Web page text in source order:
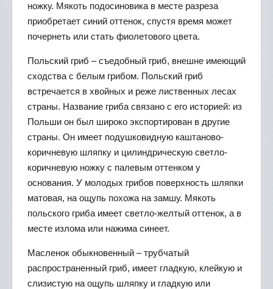
ножку. Мякоть подосиновика в месте разреза
приобретает синий оттенок, спустя время может
почернеть или стать фиолетового цвета.
Польский гриб – съедобный гриб, внешне имеющий
сходства с белым грибом. Польский гриб
встречается в хвойных и реже лиственных лесах
страны. Название гриба связано с его историей: из
Польши он был широко экспортирован в другие
страны. Он имеет подушковидную каштаново-
коричневую шляпку и цилиндрическую светло-
коричневую ножку с палевым оттенком у
основания. У молодых грибов поверхность шляпки
матовая, на ощупь похожа на замшу. Мякоть
польского гриба имеет светло-желтый оттенок, а в
месте излома или нажима синеет.
Масленок обыкновенный – трубчатый
распространенный гриб, имеет гладкую, клейкую и
слизистую на ощупь шляпку и гладкую или